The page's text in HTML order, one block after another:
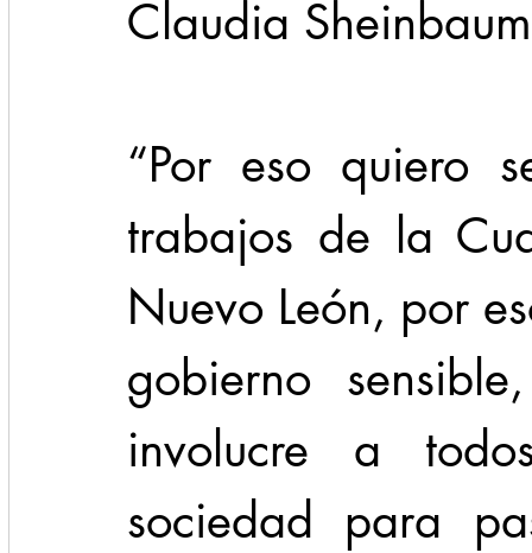
Claudia
“Por eso quiero
trabajos de la
Nuevo León, por
gobierno
involucre a
sociedad para